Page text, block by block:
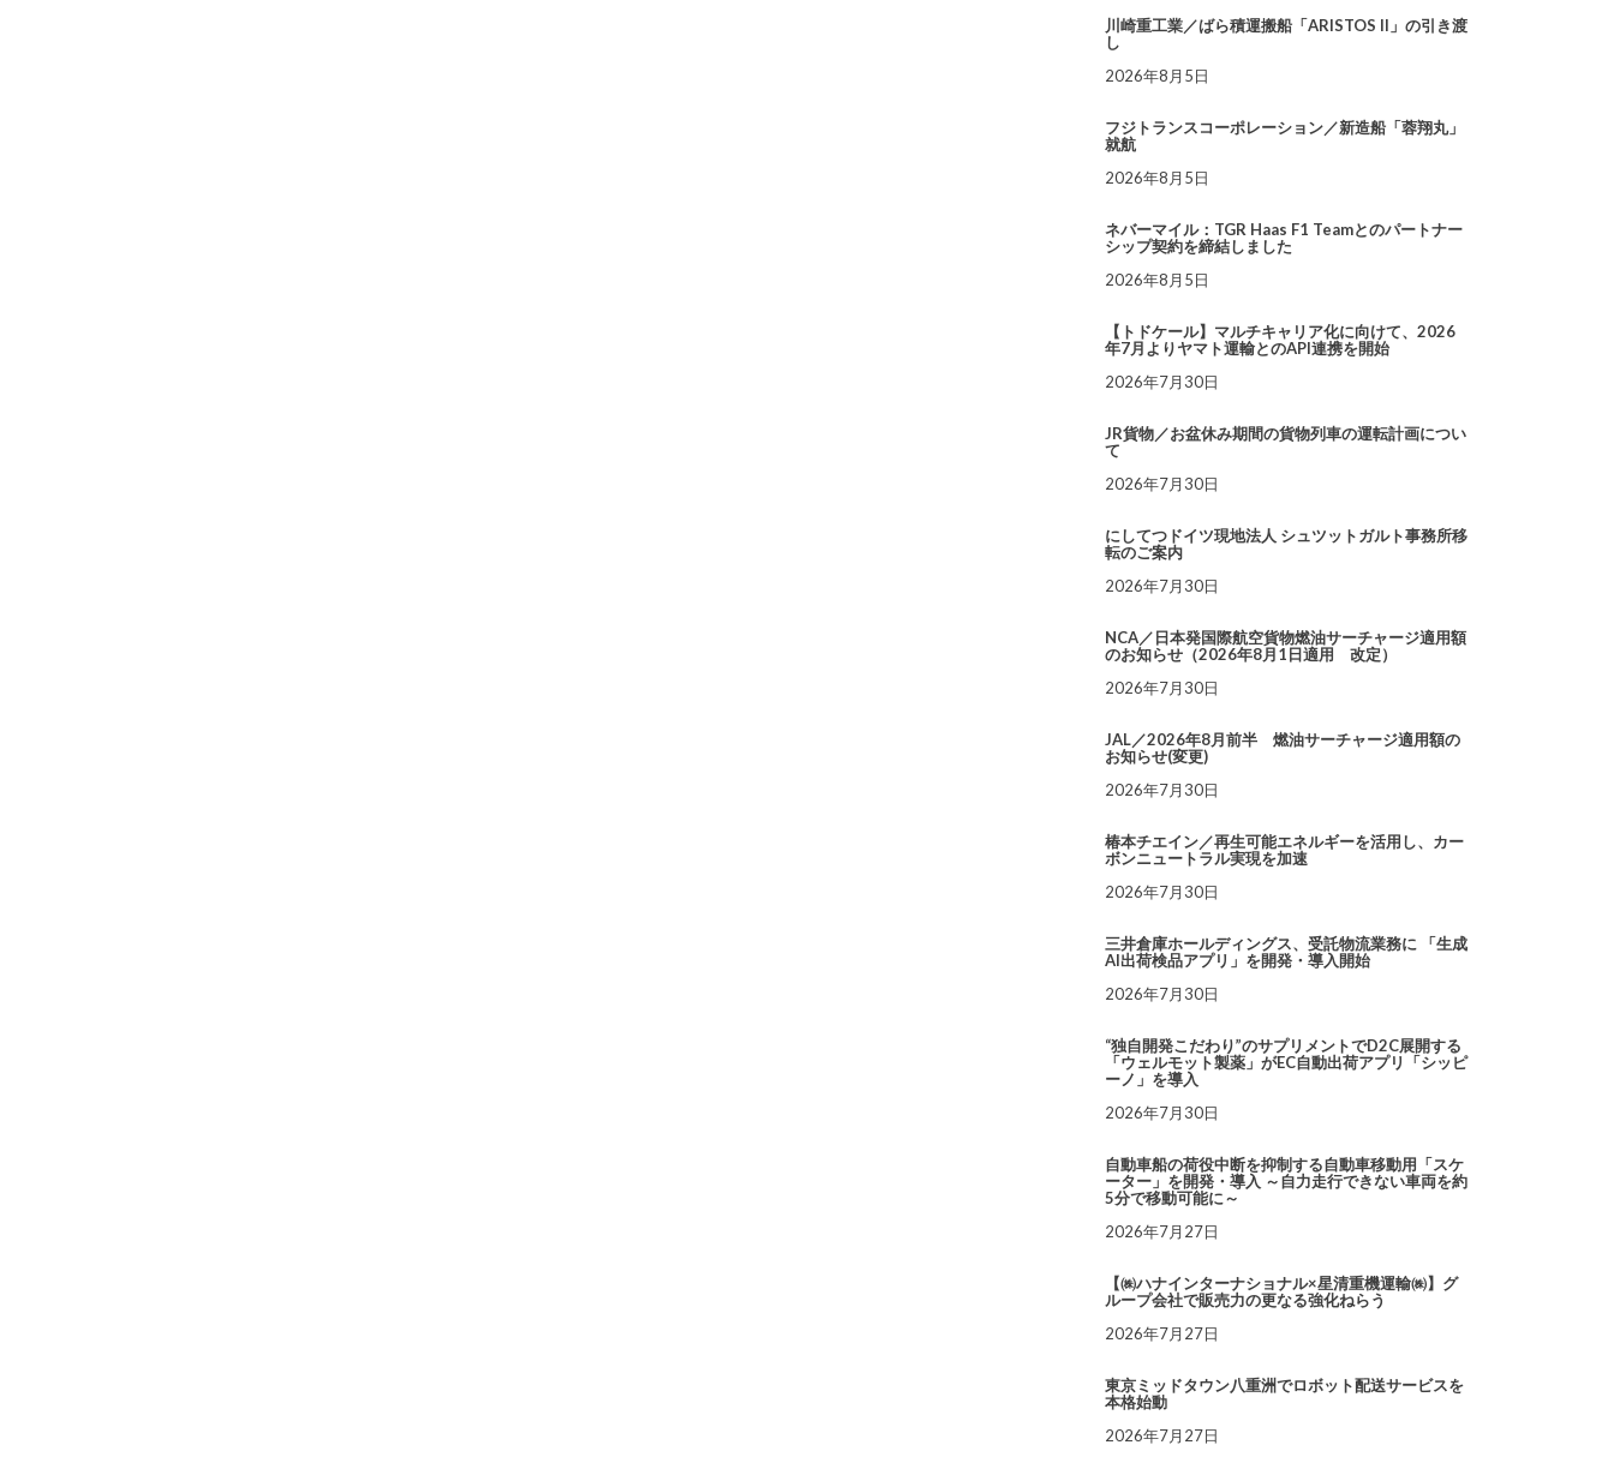
川崎重工業／ばら積運搬船「ARISTOS II」の引き渡
し
2026年8月5日
フジトランスコーポレーション／新造船「蓉翔丸」
就航
2026年8月5日
ネバーマイル：TGR Haas F1 Teamとのパートナー
シップ契約を締結しました
2026年8月5日
【トドケール】マルチキャリア化に向けて、2026
年7月よりヤマト運輸とのAPI連携を開始
2026年7月30日
JR貨物／お盆休み期間の貨物列車の運転計画につい
て
2026年7月30日
にしてつドイツ現地法人 シュツットガルト事務所移
転のご案内
2026年7月30日
NCA／日本発国際航空貨物燃油サーチャージ適用額
のお知らせ（2026年8月1日適用 改定）
2026年7月30日
JAL／2026年8月前半 燃油サーチャージ適用額の
お知らせ(変更)
2026年7月30日
椿本チエイン／再生可能エネルギーを活用し、カー
ボンニュートラル実現を加速
2026年7月30日
三井倉庫ホールディングス、受託物流業務に 「生成
AI出荷検品アプリ」を開発・導入開始
2026年7月30日
“独自開発こだわり”のサプリメントでD2C展開する
「ウェルモット製薬」がEC自動出荷アプリ「シッピ
ーノ」を導入
2026年7月30日
自動車船の荷役中断を抑制する自動車移動用「スケ
ーター」を開発・導入 ～自力走行できない車両を約
5分で移動可能に～
2026年7月27日
【㈱ハナインターナショナル×星清重機運輸㈱】グ
ループ会社で販売力の更なる強化ねらう
2026年7月27日
東京ミッドタウン八重洲でロボット配送サービスを
本格始動
2026年7月27日